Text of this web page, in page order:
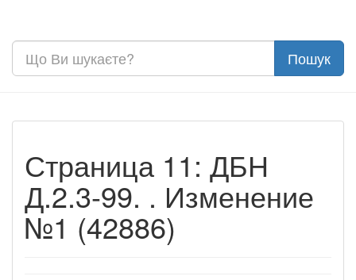
Страница 11: ДБН
Д.2.3-99. . Изменение
№1 (42886)